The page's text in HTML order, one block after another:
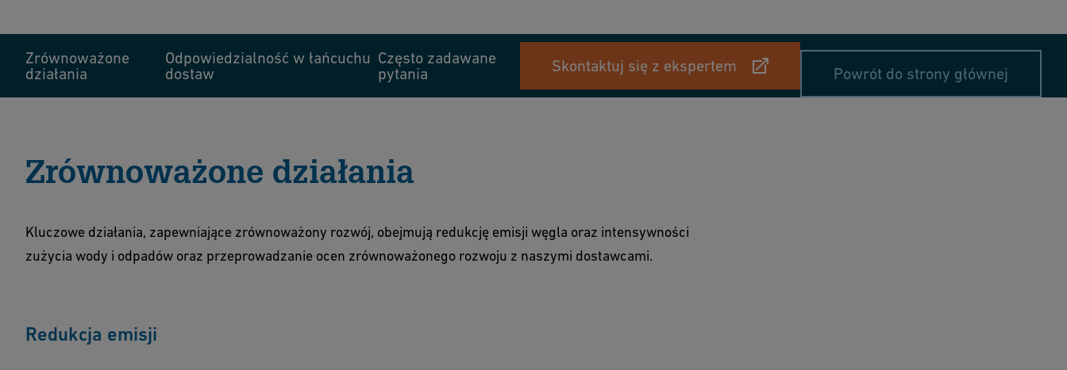
Zrównoważone
działania
Odpowiedzialność w łańcuchu
dostaw
Często zadawane
pytania
Skontaktuj się z ekspertem Powrót do strony głównej
Zrównoważone działania
Kluczowe działania, zapewniające zrównoważony rozwój, obejmują redukcję emisji węgla oraz intensywności
zużycia wody i odpadów oraz przeprowadzanie ocen zrównoważonego rozwoju z naszymi dostawcami.
Redukcja emisji